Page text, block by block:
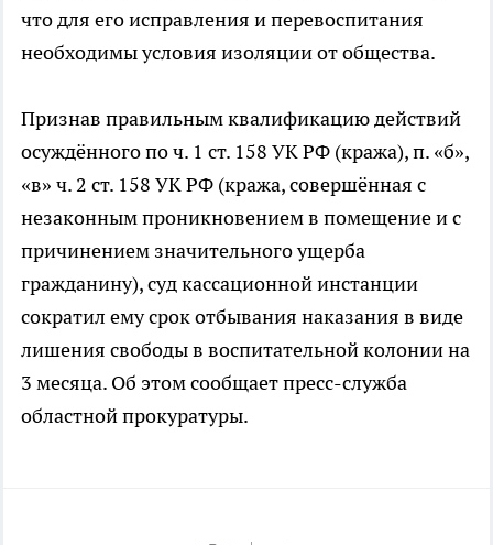
что для его исправления и перевоспитания
необходимы условия изоляции от общества.
Признав правильным квалификацию действий
осуждённого по ч. 1 ст. 158 УК РФ (кража), п. «б»,
«в» ч. 2 ст. 158 УК РФ (кража, совершённая с
незаконным проникновением в помещение и с
причинением значительного ущерба
гражданину), суд кассационной инстанции
сократил ему срок отбывания наказания в виде
лишения свободы в воспитательной колонии на
3 месяца. Об этом сообщает пресс-служба
областной прокуратуры.